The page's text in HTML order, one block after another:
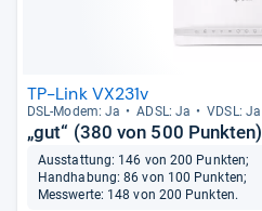
TP-Link VX231v
DSL-​Modem: Ja ADSL: Ja VDSL: Ja
„gut“ (380 von 500 Punkten)
Ausstattung: 146 von 200 Punkten;
Handhabung: 86 von 100 Punkten;
Messwerte: 148 von 200 Punkten.